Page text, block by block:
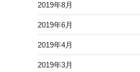
2019年8月
2019年6月
2019年4月
2019年3月